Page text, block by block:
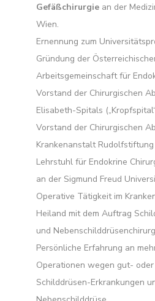
Gefäßchirurgie an der
Wien.
Ernennung zum
Gründung der
Arbeitsgemeinschaft für
Vorstand der Chirurgischen
Elisabeth-Spitals
Vorstand der Chirurgischen
Krankenanstalt Rudolfstiftung
Lehrstuhl für Endokrine
an der Sigmund Freud
Operative Tätigkeit im
Heiland mit dem Auftrag
und
Persönliche Erfahrung an
Operationen wegen gut-
Schilddrüsen-Erkrankungen